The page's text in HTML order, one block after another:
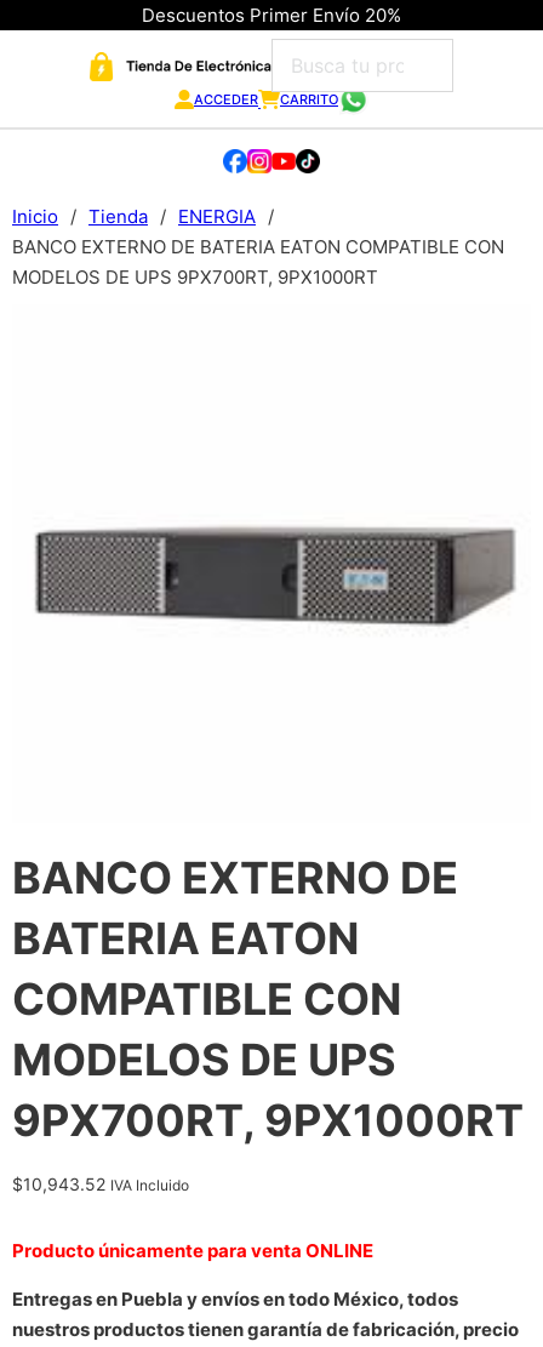
Descuentos Primer Envío 20%
ACCEDER CARRITO
Inicio / Tienda / ENERGIA /
BANCO EXTERNO DE BATERIA EATON COMPATIBLE CON
MODELOS DE UPS 9PX700RT, 9PX1000RT
BANCO EXTERNO DE
BATERIA EATON
COMPATIBLE CON
MODELOS DE UPS
9PX700RT, 9PX1000RT
$10,943.52 IVA Incluido
Producto únicamente para venta ONLINE
Entregas en Puebla y envíos en todo México, todos
nuestros productos tienen garantía de fabricación, precio